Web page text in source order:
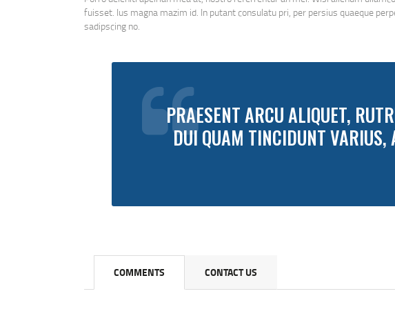
fuisset. Ius magna mazim id. In putant consulatu pri, per persius quaeque
sadipscing no.
PRAESENT ARCU ALIQUET,
DUI QUAM TINCIDUNT VARIUS,
COMMENTS CONTACT US